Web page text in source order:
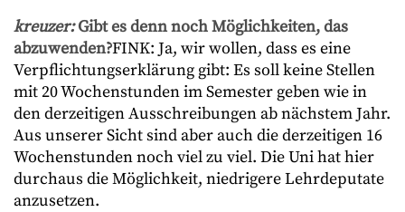
kreuzer:Gibt es denn noch Möglichkeiten, das
abzuwenden?FINK: Ja, wir wollen, dass es eine
Verpflichtungserklärung gibt: Es soll keine Stellen
mit 20 Wochenstunden im Semester geben wie in
den derzeitigen Ausschreibungen ab nächstem Jahr.
Aus unserer Sicht sind aber auch die derzeitigen 16
Wochenstunden noch viel zu viel. Die Uni hat hier
durchaus die Möglichkeit, niedrigere Lehrdeputate
anzusetzen.